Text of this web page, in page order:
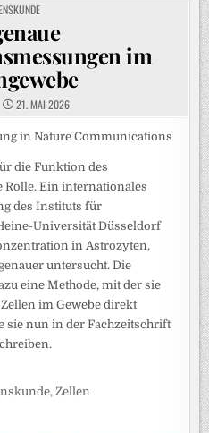
im
21. MAI 2026
in Nature Communications
die Funktion des
Rolle. Ein internationales
des Instituts für
Universität Düsseldorf
in Astrozyten,
untersucht. Die
eine Methode, mit der sie
im Gewebe direkt
sie nun in der Fachzeitschrift
,Zellen